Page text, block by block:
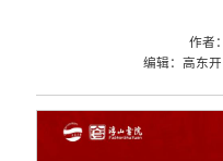
作
编辑：高东